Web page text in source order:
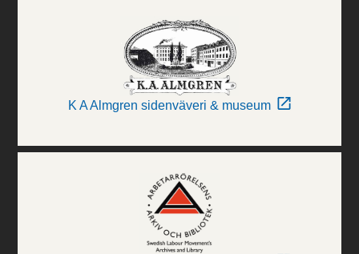
K A Almgren sidenväveri & museum